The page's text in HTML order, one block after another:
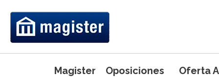
Magister Oposiciones Oferta